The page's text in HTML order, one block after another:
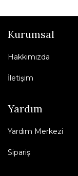
Kurumsal
Hakkımızda
İletişim
Yardım
Yardım Merkezi
Sipariş